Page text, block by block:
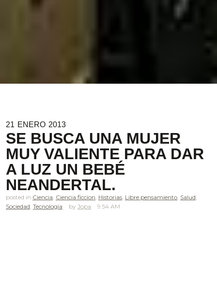
21 ENERO 2013
SE BUSCA UNA MUJER
MUY VALIENTE PARA DAR
A LUZ UN BEBÉ
NEANDERTAL.
posted in Ciencia Ciencia ficcion Historias Libre pensamiento Salud
Sociedad Tecnología Jopa 9.54 AM